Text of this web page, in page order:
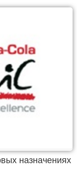
назначениях